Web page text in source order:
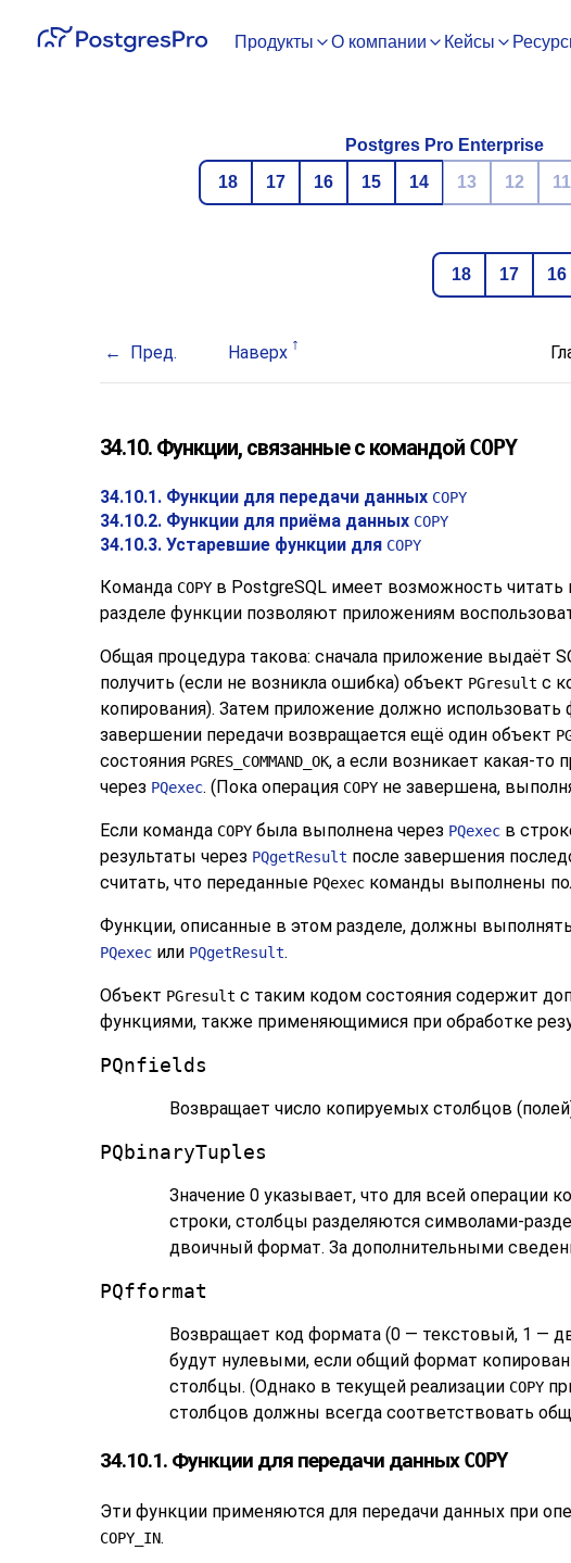
Продукты О компании Кейсы
Postgres Pro Enterprise
18
17 16 15 14 13 12 11
18
17 16
Пред. Наверх
34.10. Функции, связанные с командой COPY
34.10.1. Функции для передачи данных COPY
34.10.2. Функции для приёма данных COPY
34.10.3. Устаревшие функции для COPY
Команда COPY в PostgreSQL имеет возможность читать
разделе функции позволяют приложениям
Общая процедура такова: сначала приложение выдаёт
получить (если не возникла ошибка) объект PGresult с
копирования). Затем приложение должно
завершении передачи возвращается ещё один объект
состояния PGRES_COMMAND_OK, а если возникает какая-то
через PQexec. (Пока операция COPY не завершена,
Если команда COPY была выполнена через PQexec в
результаты через PQgetResult после завершения
считать, что переданные PQexec команды выполнены
Функции, описанные в этом разделе, должны
PQexec или PQgetResult.
Объект PGresult с таким кодом состояния содержит
функциями, также применяющимися при обработке
PQnfields
Возвращает число копируемых столбцов
PQbinaryTuples
Значение 0 указывает, что для всей операции
строки, столбцы разделяются символами-
двоичный формат. За дополнительными
PQfformat
Возвращает код формата (0 — текстовый, 1 —
будут нулевыми, если общий формат
столбцы. (Однако в текущей реализации COPY
столбцов должны всегда соответствовать
34.10.1. Функции для передачи данныхCOPY
Эти функции применяются для передачи данных при
COPY_IN.